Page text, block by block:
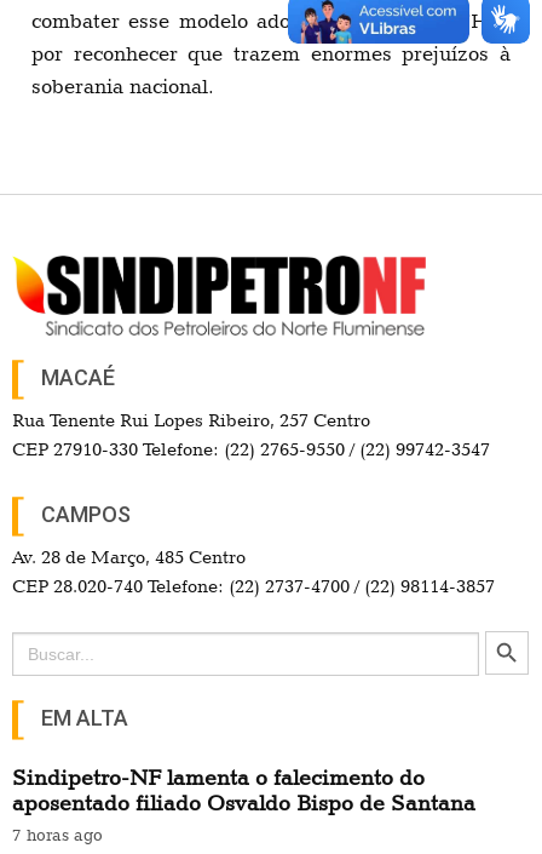
combater esse modelo adotado no governo FHC,
por reconhecer que trazem enormes prejuízos à
soberania nacional.
MACAÉ
Rua Tenente Rui Lopes Ribeiro, 257 Centro
CEP 27910-330 Telefone: (22) 2765-9550 / (22) 99742-3547
CAMPOS
Av. 28 de Março, 485 Centro
CEP 28.020-740 Telefone: (22) 2737-4700 / (22) 98114-3857
Search
for:
Search Button
EM ALTA
Sindipetro-NF lamenta o falecimento do
aposentado filiado Osvaldo Bispo de Santana
7 horas ago